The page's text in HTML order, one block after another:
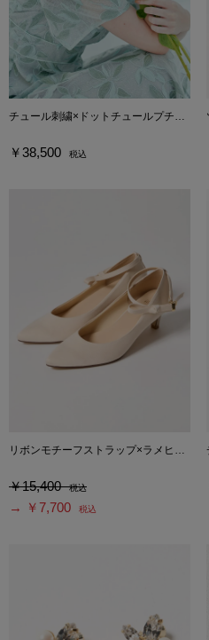
チュール刺繍×ドットチュールプチハイネックフィット＆フレアドレス
￥38,500 税込
リボンモチーフストラップ×ラメヒール3WAYシューズ
￥15,400 税込
→ ￥7,700 税込